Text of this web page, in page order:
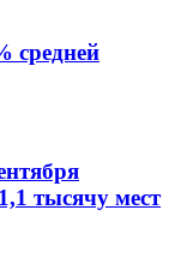
средней
тысячу мест